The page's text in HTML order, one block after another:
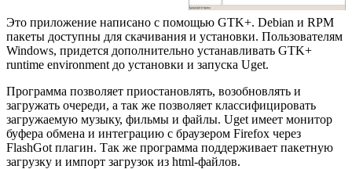
Это приложение написано с помощью GTK+. Debian и RPM
пакеты доступны для скачивания и установки. Пользователям
Windows, придется дополнительно устанавливать GTK+
runtime environment до установки и запуска Uget.
Программа позволяет приостановлять, возобновлять и
загружать очереди, а так же позволяет классифицировать
загружаемую музыку, фильмы и файлы. Uget имеет монитор
буфера обмена и интеграцию с браузером Firefox через
FlashGot плагин. Так же программа поддерживает пакетную
загрузку и импорт загрузок из html-файлов.